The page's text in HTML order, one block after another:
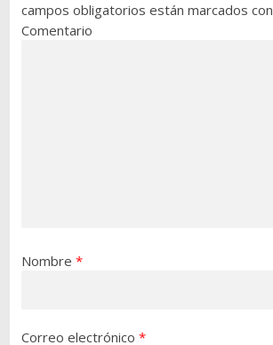
campos obligatorios están marcados con
Comentario
Nombre *
Correo electrónico *